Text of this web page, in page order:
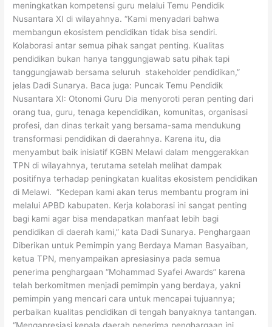
meningkatkan kompetensi guru melalui Temu Pendidik
Nusantara XI di wilayahnya. “Kami menyadari bahwa
membangun ekosistem pendidikan tidak bisa sendiri.
Kolaborasi antar semua pihak sangat penting. Kualitas
pendidikan bukan hanya tanggungjawab satu pihak tapi
tanggungjawab bersama seluruh stakeholder pendidikan,”
jelas Dadi Sunarya. Baca juga: Puncak Temu Pendidik
Nusantara XI: Otonomi Guru Dia menyoroti peran penting dari
orang tua, guru, tenaga kependidikan, komunitas, organisasi
profesi, dan dinas terkait yang bersama-sama mendukung
transformasi pendidikan di daerahnya. Karena itu, dia
menyambut baik inisiatif KGBN Melawi dalam menggerakkan
TPN di wilayahnya, terutama setelah melihat dampak
positifnya terhadap peningkatan kualitas ekosistem pendidikan
di Melawi. “Kedepan kami akan terus membantu program ini
melalui APBD kabupaten. Kerja kolaborasi ini sangat penting
bagi kami agar bisa mendapatkan manfaat lebih bagi
pendidikan di daerah kami,” kata Dadi Sunarya. Penghargaan
Diberikan untuk Pemimpin yang Berdaya Maman Basyaiban,
ketua TPN, menyampaikan apresiasinya pada semua
penerima penghargaan “Mohammad Syafei Awards” karena
telah berkomitmen menjadi pemimpin yang berdaya, yakni
pemimpin yang mencari cara untuk mencapai tujuannya;
perbaikan kualitas pendidikan di tengah banyaknya tantangan.